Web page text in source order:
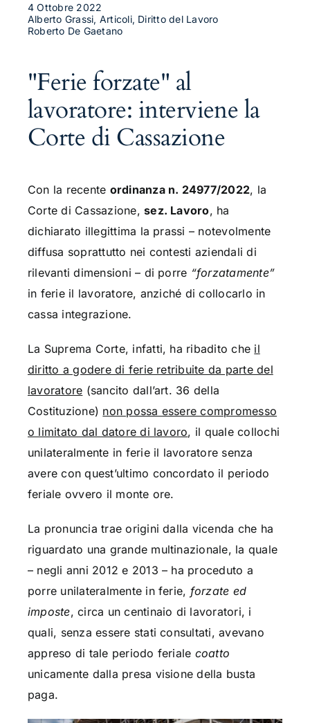
4 Ottobre 2022
Alberto Grassi, Articoli, Diritto del Lavoro
Roberto De Gaetano
"Ferie forzate" al
lavoratore: interviene la
Corte di Cassazione
Con la recente ordinanza n. 24977/2022, la
Corte di Cassazione,sez. Lavoro, ha
dichiarato illegittima la prassi – notevolmente
diffusa soprattutto nei contesti aziendali di
rilevanti dimensioni – di porre “forzatamente”
in ferie il lavoratore, anziché di collocarlo in
cassa integrazione.
La Suprema Corte, infatti, ha ribadito che il
diritto a godere di ferie retribuite da parte del
lavoratore (sancito dall’art. 36 della
Costituzione) non possa essere compromesso
o limitato dal datore di lavoro, il quale collochi
unilateralmente in ferie il lavoratore senza
avere con quest’ultimo concordato il periodo
feriale ovvero il monte ore.
La pronuncia trae origini dalla vicenda che ha
riguardato una grande multinazionale, la quale
– negli anni 2012 e 2013 – ha proceduto a
porre unilateralmente in ferie, forzate ed
imposte, circa un centinaio di lavoratori, i
quali, senza essere stati consultati, avevano
appreso di tale periodo feriale coatto
unicamente dalla presa visione della busta
paga.